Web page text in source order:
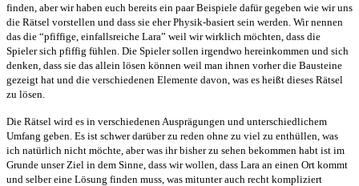
finden, aber wir haben euch bereits ein paar Beispiele dafür gegeben wie wir uns
die Rätsel vorstellen und dass sie eher Physik-basiert sein werden. Wir nennen
das die “pfiffige, einfallsreiche Lara” weil wir wirklich möchten, dass die
Spieler sich pfiffig fühlen. Die Spieler sollen irgendwo hereinkommen und sich
denken, dass sie das allein lösen können weil man ihnen vorher die Bausteine
gezeigt hat und die verschiedenen Elemente davon, was es heißt dieses Rätsel
zu lösen.
Die Rätsel wird es in verschiedenen Ausprägungen und unterschiedlichem
Umfang geben. Es ist schwer darüber zu reden ohne zu viel zu enthüllen, was
ich natürlich nicht möchte, aber was ihr bisher zu sehen bekommen habt ist im
Grunde unser Ziel in dem Sinne, dass wir wollen, dass Lara an einen Ort kommt
und selber eine Lösung finden muss, was mitunter auch recht kompliziert